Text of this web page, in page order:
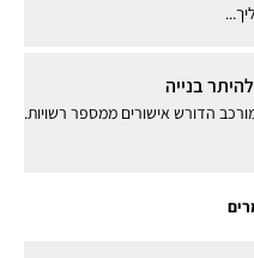
בנייה
הדורש אישורים ממספר רשויות.